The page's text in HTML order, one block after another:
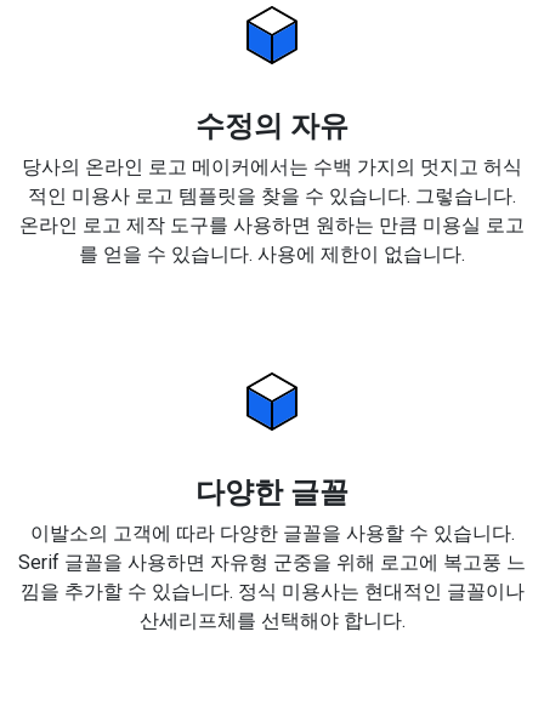
수정의 자유
당사의 온라인 로고 메이커에서는 수백 가지의 멋지고 허식
적인 미용사 로고 템플릿을 찾을 수 있습니다. 그렇습니다.
온라인 로고 제작 도구를 사용하면 원하는 만큼 미용실 로고
를 얻을 수 있습니다. 사용에 제한이 없습니다.
다양한 글꼴
이발소의 고객에 따라 다양한 글꼴을 사용할 수 있습니다.
Serif 글꼴을 사용하면 자유형 군중을 위해 로고에 복고풍 느
낌을 추가할 수 있습니다. 정식 미용사는 현대적인 글꼴이나
산세리프체를 선택해야 합니다.